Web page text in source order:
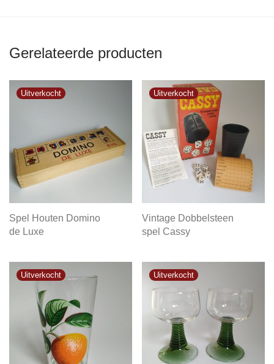
Gerelateerde producten
Spel Houten Domino
de Luxe
Vintage Dobbelsteen
spel Cassy